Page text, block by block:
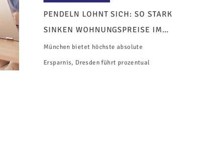
PENDELN LOHNT SICH: SO STARK
SINKEN WOHNUNGSPREISE IM
UMLAND
München bietet höchste absolute
Ersparnis, Dresden führt prozentual